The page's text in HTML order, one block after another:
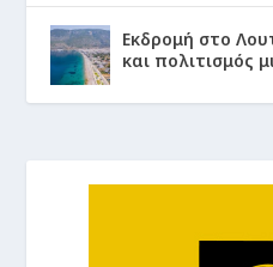
Εκδρομή στο
και πολιτισμός